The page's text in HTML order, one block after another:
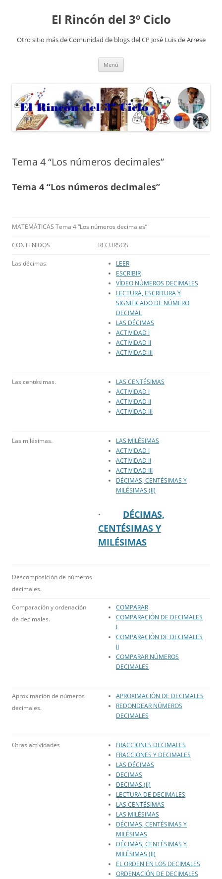
El Rincón del 3º Ciclo
Otro sitio más de Comunidad de blogs del CP José Luis de Arrese
Menú
Tema 4 “Los números decimales”
Tema 4 “Los números decimales”
MATEMÁTICAS Tema 4 “Los números decimales”
CONTENIDOS RECURSOS
Las décimas.
LEER
ESCRIBIR
VÍDEO NÚMEROS DECIMALES
LECTURA, ESCRITURA Y
SIGNIFICADO DE NÚMERO
DECIMAL
LAS DÉCIMAS
ACTIVIDAD I
ACTIVIDAD II
ACTIVIDAD III
Las centésimas.
LAS CENTÉSIMAS
ACTIVIDAD I
ACTIVIDAD II
ACTIVIDAD III
Las milésimas.
LAS MILÉSIMAS
ACTIVIDAD I
ACTIVIDAD II
ACTIVIDAD III
DÉCIMAS, CENTÉSIMAS Y
MILÉSIMAS (II)
· DÉCIMAS,
CENTÉSIMAS Y
MILÉSIMAS
Descomposición de números
decimales.
Comparación y ordenación
de decimales.
COMPARAR
COMPARACIÓN DE DECIMALES
I
COMPARACIÓN DE DECIMALES
II
COMPARAR NÚMEROS
DECIMALES
Aproximación de números
decimales.
APROXIMACIÓN DE DECIMALES
REDONDEAR NÚMEROS
DECIMALES
Otras actividades
FRACCIONES DECIMALES
FRACCIONES Y DECIMALES
LAS DÉCIMAS
DECIMAS
DECIMAS (II)
LECTURA DE DECIMALES
LAS CENTÉSIMAS
LAS MILÉSIMAS
DÉCIMAS, CENTÉSIMAS Y
MILÉSIMAS
DÉCIMAS, CENTÉSIMAS Y
MILÉSIMAS (II)
EL ORDEN EN LOS DECIMALES
ORDENACIÓN DE DECIMALES